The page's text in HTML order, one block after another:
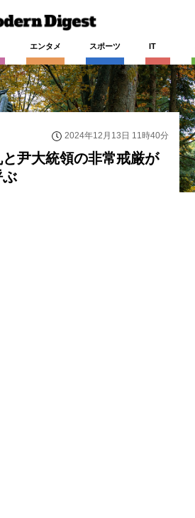
エンタメ スポーツ IT
2024年12月13日 11時40分
尹大統領の非常戒厳が
ぶ